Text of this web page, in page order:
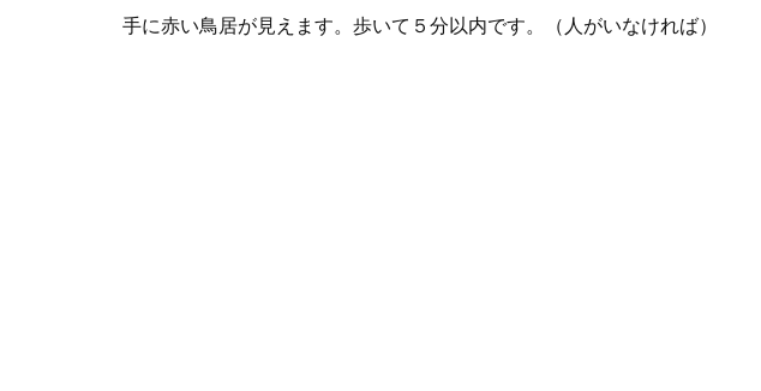
手に赤い鳥居が見えます。歩いて５分以内です。（人がいなければ）